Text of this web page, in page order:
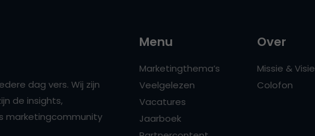
dag vers. Wij zijn
de insights,
marketingcommunity
Menu
Marketingthema’s
Veelgelezen
Vacatures
Jaarboek
Over
Missie & Visie
Colofon